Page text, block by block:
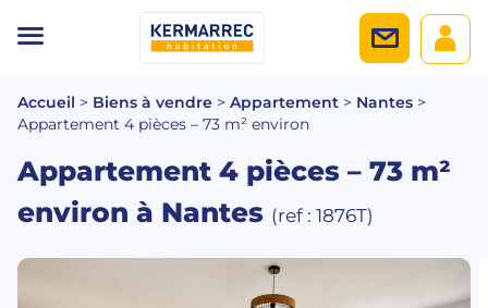
Accueil > Biens à vendre > Appartement > Nantes >
Appartement 4 pièces – 73 m² environ
Appartement 4 pièces – 73 m²
environ à Nantes (ref : 1876T)